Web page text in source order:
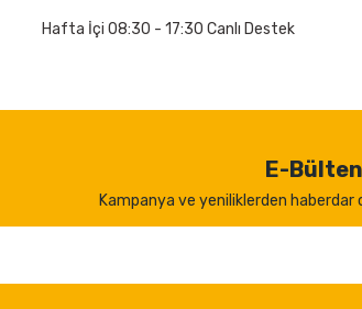
Hafta İçi 08:30 - 17:30 Canlı Destek
E-
Kampanya ve yeniliklerden